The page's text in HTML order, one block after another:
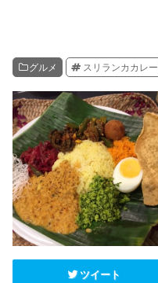
グルメ スリランカカレー
ツイート